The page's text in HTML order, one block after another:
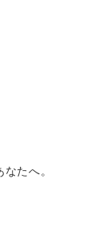
たへ。